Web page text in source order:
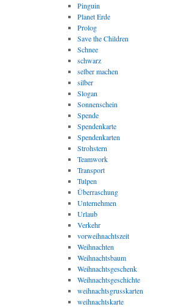
Pinguin
Planet Erde
Prolog
Save the Children
Schnee
schwarz
selber machen
silber
Slogan
Sonnenschein
Spende
Spendenkarte
Spendenkarten
Strohstern
Teamwork
Transport
Tulpen
Überraschung
Unternehmen
Urlaub
Verkehr
vorweihnachtszeit
Weihnachten
Weihnachtsbaum
Weihnachtsgeschenk
Weihnachtsgeschichte
weihnachtsgrusskarten
weihnachtskarte